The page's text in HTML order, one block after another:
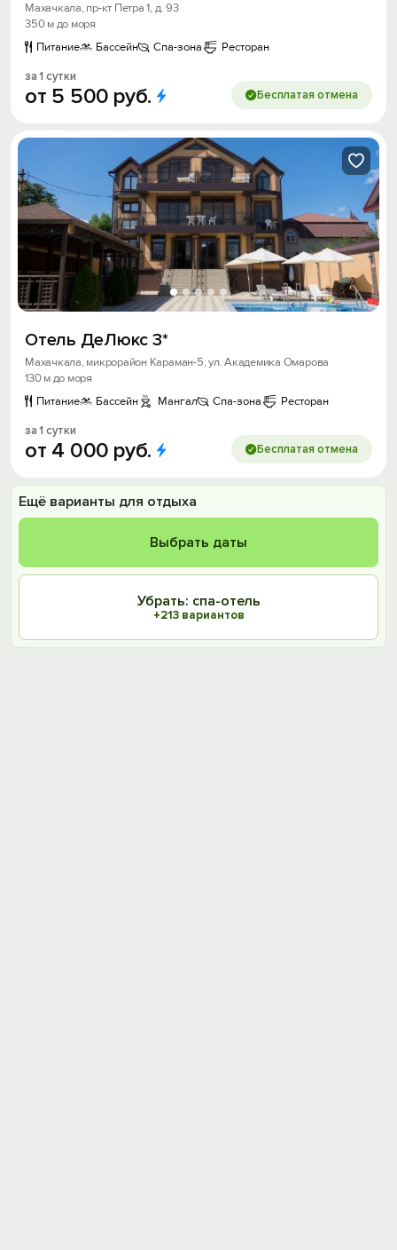
Махачкала, пр-кт Петра 1, д. 93
350 м до моря
Питание
Бассейн Спа-зона Ресторан
за 1 сутки
от 5 500 руб. Бесплатая отмена
Отель ДеЛюкс 3*
Махачкала, микрорайон Караман-5, ул. Академика Омарова
130 м до моря
Питание
Бассейн Мангал Спа-зона Ресторан
за 1 сутки
от 4 000 руб. Бесплатая отмена
Ещё варианты для отдыха
Выбрать даты
Убрать: спа-отель
+213 вариантов